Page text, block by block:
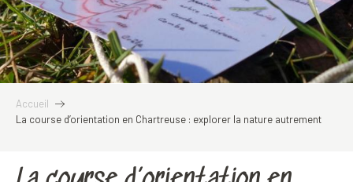
Accueil
La course d’orientation en Chartreuse : explorer la nature autrement